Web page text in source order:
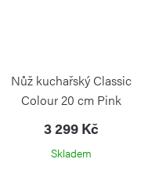
Nůž kuchařský Classic
Colour 20 cm Pink
Himalayan Salt
3 299 Kč
Skladem